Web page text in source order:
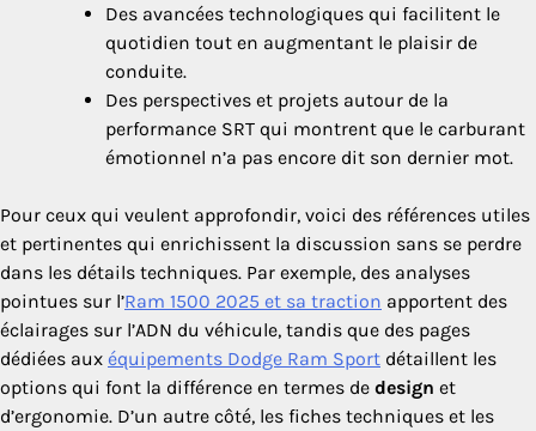
Des avancées technologiques qui facilitent le
quotidien tout en augmentant le plaisir de
conduite.
Des perspectives et projets autour de la
performance SRT qui montrent que le carburant
émotionnel n’a pas encore dit son dernier mot.
Pour ceux qui veulent approfondir, voici des références utiles
et pertinentes qui enrichissent la discussion sans se perdre
dans les détails techniques. Par exemple, des analyses
pointues sur l’Ram 1500 2025 et sa traction apportent des
éclairages sur l’ADN du véhicule, tandis que des pages
dédiées aux équipements Dodge Ram Sport détaillent les
options qui font la différence en termes de design et
d’ergonomie. D’un autre côté, les fiches techniques et les